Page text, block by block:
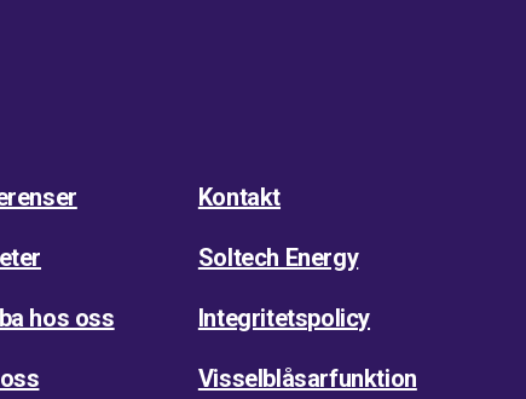
hos oss
Kontakt
Soltech Energy
Integritetspolicy
Visselblåsarfunktion